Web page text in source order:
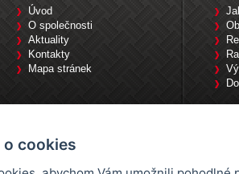
Úvod
O společnosti
Aktuality
Kontakty
Mapa stránek
Tyršova 1840/10, 702 00 Ostrava / Tel: 733
cookies